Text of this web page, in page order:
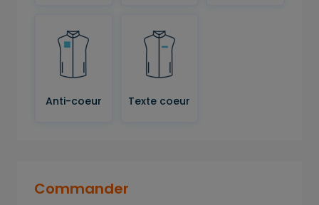
Anti-coeur Texte coeur
Commander